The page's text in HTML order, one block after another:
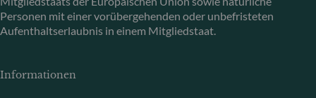
Personen mit einer vorübergehenden oder unbefristeten
Aufenthaltserlaubnis in einem Mitgliedstaat.
Informationen